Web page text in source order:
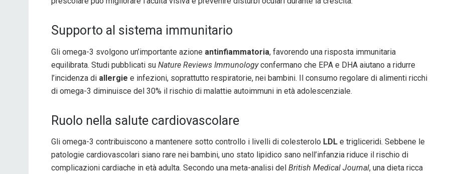
Supporto al sistema immunitario
Gli omega-3 svolgono un’importante azione antinfiammatoria, favorendo una risposta immunitaria
equilibrata. Studi pubblicati su Nature Reviews Immunologyconfermano che EPA e DHA aiutano a ridurre
l’incidenza di allergie e infezioni, soprattutto respiratorie, nei bambini. Il consumo regolare di alimenti ricchi
di omega-3 diminuisce del 30% il rischio di malattie autoimmuni in età adolescenziale.
Ruolo nella salute cardiovascolare
Gli omega-3 contribuiscono a mantenere sotto controllo i livelli di colesterolo LDL e trigliceridi. Sebbene le
patologie cardiovascolari siano rare nei bambini, uno stato lipidico sano nell’infanzia riduce il rischio di
complicazioni cardiache in età adulta. Secondo una meta-analisi del British Medical Journal, una dieta ricca